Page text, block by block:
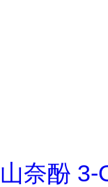
山奈酚 3-